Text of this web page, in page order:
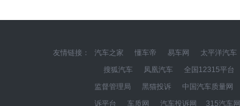
友情链接： 汽车之家 懂车帝 易车网 太平洋汽车
搜狐汽车
凤凰汽车 全国12315平台
监督管理局
黑猫投诉 中国汽车质量网
诉平台
车质网 汽车投诉网 315汽车网